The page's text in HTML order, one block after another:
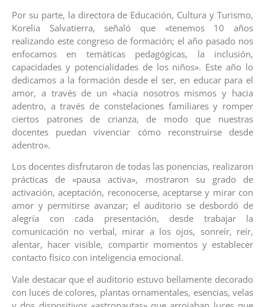
Por su parte, la directora de Educación, Cultura y Turismo,
Korelia Salvatierra, señaló que «tenemos 10 años
realizando este congreso de formación; el año pasado nos
enfocamos en temáticas pedagógicas, la inclusión,
capacidades y potencialidades de los niños». Este año lo
dedicamos a la formación desde el ser, en educar para el
amor, a través de un «hacia nosotros mismos y hacia
adentro, a través de constelaciones familiares y romper
ciertos patrones de crianza, de modo que nuestras
docentes puedan vivenciar cómo reconstruirse desde
adentro».
Los docentes disfrutaron de todas las ponencias, realizaron
prácticas de «pausa activa», mostraron su grado de
activación, aceptación, reconocerse, aceptarse y mirar con
amor y permitirse avanzar; el auditorio se desbordó de
alegría con cada presentación, desde trabajar la
comunicación no verbal, mirar a los ojos, sonreír, reír,
alentar, hacer visible, compartir momentos y establecer
contacto físico con inteligencia emocional.
Vale destacar que el auditorio estuvo bellamente decorado
con luces de colores, plantas ornamentales, esencias, velas